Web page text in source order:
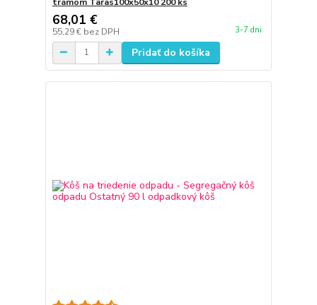
68,01 €
55,29 € bez DPH 3-7 dni
Pridať do košíka